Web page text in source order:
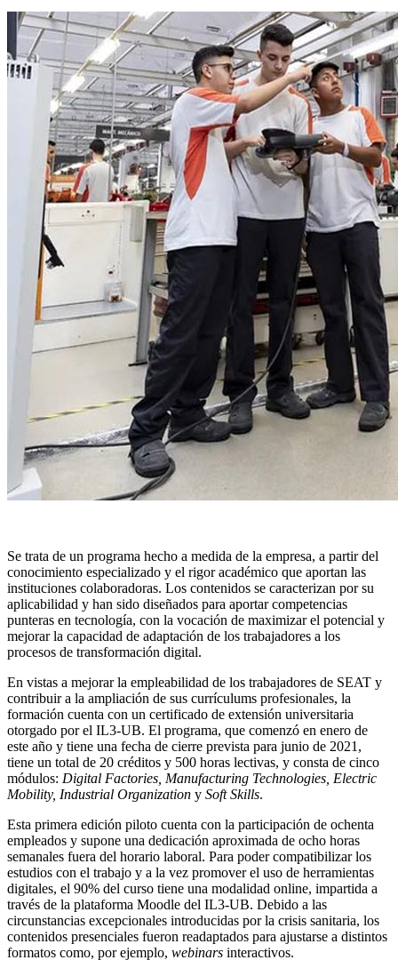
Se trata de un programa hecho a medida de la empresa, a partir del
conocimiento especializado y el rigor académico que aportan las
instituciones colaboradoras. Los contenidos se caracterizan por su
aplicabilidad y han sido diseñados para aportar competencias
punteras en tecnología, con la vocación de maximizar el potencial y
mejorar la capacidad de adaptación de los trabajadores a los
procesos de transformación digital.
En vistas a mejorar la empleabilidad de los trabajadores de SEAT y
contribuir a la ampliación de sus currículums profesionales, la
formación cuenta con un certificado de extensión universitaria
otorgado por el IL3-UB. El programa, que comenzó en enero de
este año y tiene una fecha de cierre prevista para junio de 2021,
tiene un total de 20 créditos y 500 horas lectivas, y consta de cinco
módulos: Digital Factories, Manufacturing Technologies, Electric
Mobility, Industrial Organization y Soft Skills.
Esta primera edición piloto cuenta con la participación de ochenta
empleados y supone una dedicación aproximada de ocho horas
semanales fuera del horario laboral. Para poder compatibilizar los
estudios con el trabajo y a la vez promover el uso de herramientas
digitales, el 90% del curso tiene una modalidad online, impartida a
través de la plataforma Moodle del IL3-UB. Debido a las
circunstancias excepcionales introducidas por la crisis sanitaria, los
contenidos presenciales fueron readaptados para ajustarse a distintos
formatos como, por ejemplo, webinars interactivos.